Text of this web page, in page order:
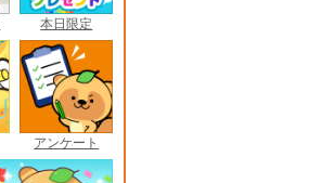
本日限定
アンケート